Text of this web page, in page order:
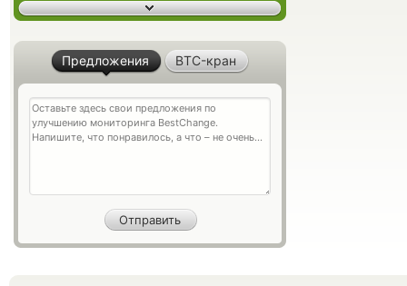
Предложения BTC-кран